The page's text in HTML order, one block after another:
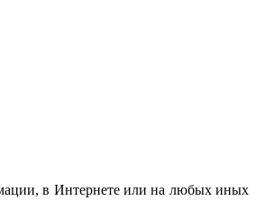
в Интернете или на любых иных